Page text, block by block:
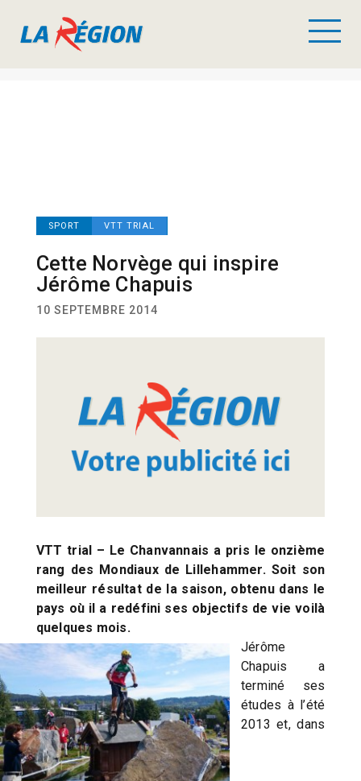
SPORT VTT TRIAL
Cette Norvège qui inspire
Jérôme Chapuis
10 SEPTEMBRE 2014
VTT trial – Le Chanvannais a pris le onzième
rang des Mondiaux de Lillehammer. Soit son
meilleur résultat de la saison, obtenu dans le
pays où il a redéfini ses objectifs de vie voilà
quelques mois.
Jérôme
Chapuis a
terminé ses
études à l’été
2013 et, dans